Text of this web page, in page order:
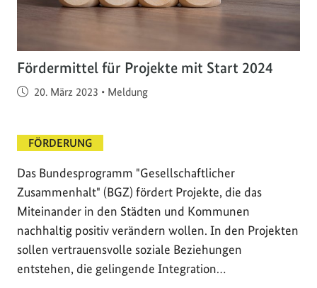
Fördermittel für Projekte mit Start 2024
Veröffentlicht am
20. März 2023 • Meldung
FÖRDERUNG
Das Bundesprogramm "Gesellschaftlicher
Zusammenhalt" (BGZ) fördert Projekte, die das
Miteinander in den Städten und Kommunen
nachhaltig positiv verändern wollen. In den Projekten
sollen vertrauensvolle soziale Beziehungen
entstehen, die gelingende Integration…